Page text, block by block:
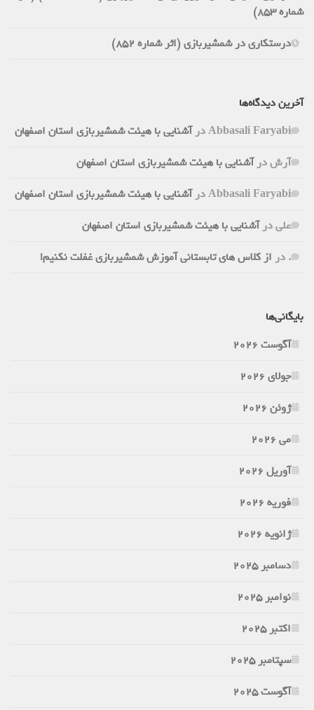
شماره 853)
درستکاری در شمشیربازی (اثر شماره 852)
آخرین دیدگاه‌ها
Abbasali Faryabiدرآشنایی با هیئت شمشیربازی استان اصفهان
آرشدرآشنایی با هیئت شمشیربازی استان اصفهان
Abbasali Faryabiدرآشنایی با هیئت شمشیربازی استان اصفهان
علیدرآشنایی با هیئت شمشیربازی استان اصفهان
. در از کلاس های تابستانی آموزش شمشیربازی غفلت نکنیم!
بایگانی‌ها
آگوست 2026
جولای 2026
ژوئن 2026
می 2026
آوریل 2026
فوریه 2026
ژانویه 2026
دسامبر 2025
نوامبر 2025
اکتبر 2025
سپتامبر 2025
آگوست 2025